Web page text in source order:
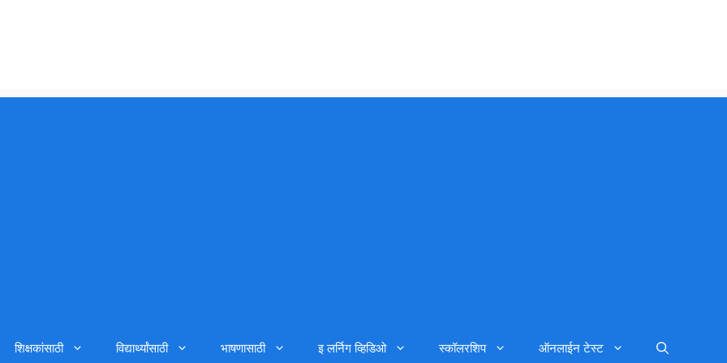
शिक्षकांसाठी विद्यार्थ्यांसाठी भाषणासाठी इ लर्निग व्हिडिओ स्कॉलरशिप ऑनलाईन टेस्ट